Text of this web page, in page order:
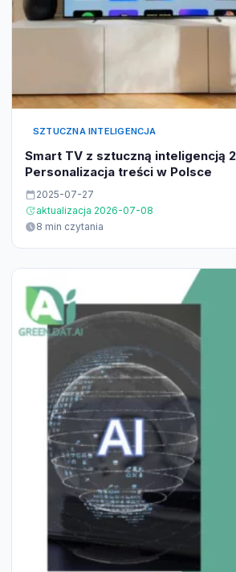
SZTUCZNA INTELIGENCJA
Smart TV z sztuczną inteligencją
Personalizacja treści w Polsce
2025-07-27
aktualizacja 2026-07-08
8 min czytania